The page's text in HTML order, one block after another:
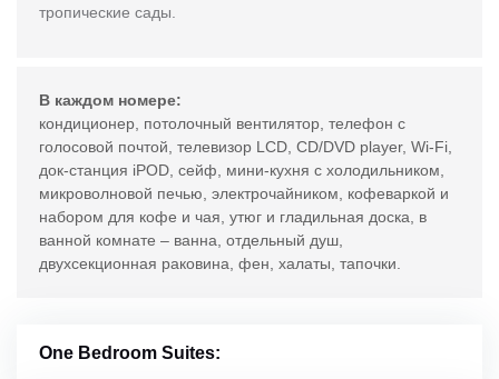
тропические сады.
В каждом номере:
кондиционер, потолочный вентилятор, телефон с
голосовой почтой, телевизор LCD, CD/DVD player, Wi-Fi,
док-станция iPOD, сейф, мини-кухня с холодильником,
микроволновой печью, электрочайником, кофеваркой и
набором для кофе и чая, утюг и гладильная доска, в
ванной комнате – ванна, отдельный душ,
двухсекционная раковина, фен, халаты, тапочки.
One Bedroom Suites: